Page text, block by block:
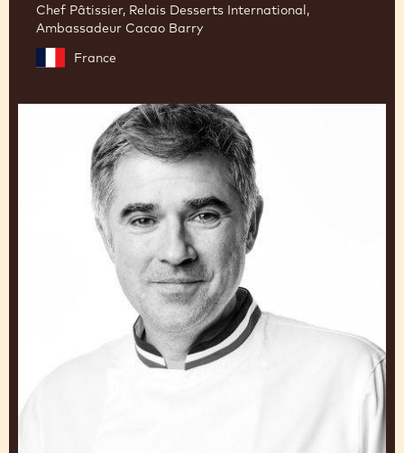
Chef Pâtissier, Relais Desserts International,
Ambassadeur Cacao Barry
France